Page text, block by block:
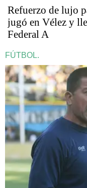
Refuerzo de lujo
jugó en Vélez y
Federal A
FÚTBOL.